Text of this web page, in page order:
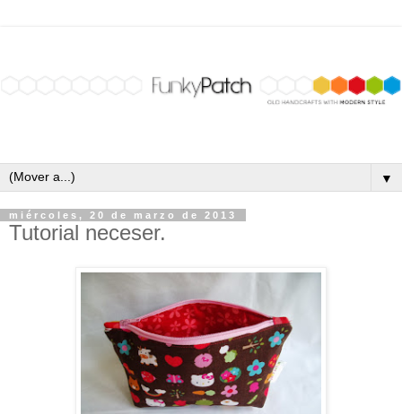
▼
miércoles, 20 de marzo de 2013
Tutorial neceser.